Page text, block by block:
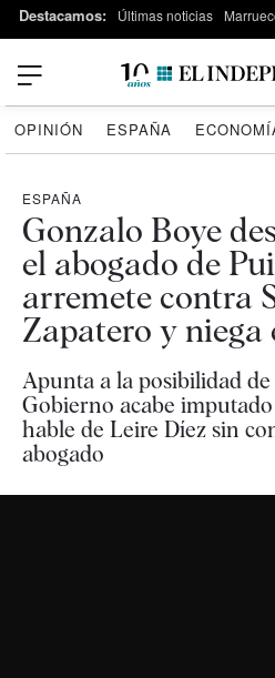
Destacamos: Últimas noticias
OPINIÓN ESPAÑA
ESPAÑA
Gonzalo Boye
el abogado de
arremete contra
Zapatero y niega
Apunta a la posibilidad
Gobierno acabe
hable de Leire Díez sin
abogado